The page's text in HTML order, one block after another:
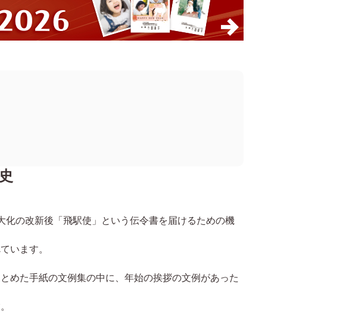
の改新後「飛駅使」という伝令書を届けるための機
います。
めた手紙の文例集の中に、年始の挨拶の文例があった